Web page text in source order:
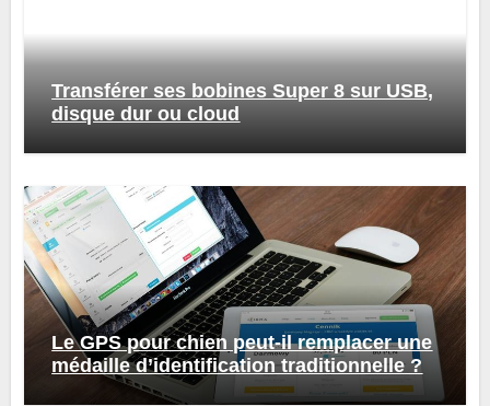
Transférer ses bobines Super 8 sur USB,
disque dur ou cloud
Le GPS pour chien peut-il remplacer une
médaille d’identification traditionnelle ?